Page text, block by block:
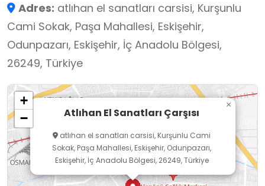
yılında, orijinal mimarisi göz önünde
bulundurularak Atlıhan adıyla yeniden inşa
edilmiştir.
Atlıhan El Sanatları Çarşısı, Eskişehir’in çok
önemli bir değeri olan lületaşının tüm dünyada
etkin tanıtımı ve pazarlanması, ayrıca
geleneksel sanatlarımıza emek ve hayat veren
lületaşı ustalarımızın himaye ve teşvik edilmesi
için 2005 yılında, Odunpazarı Belediyesi
tarafından hizmete açılmıştır. Bünyesinde yer
Adres: atlıhan el sanatları carsisi, Kurşunlu
Cami Sokak, Paşa Mahallesi, Eskişehir,
Odunpazarı, Eskişehir, İç Anadolu Bölgesi,
26249, Türkiye
Atlıhan El Sanatları Çarşısı
atlıhan el sanatları carsisi, Kurşunlu Cami
Sokak, Paşa Mahallesi, Eskişehir, Odunpazarı,
Eskişehir, İç Anadolu Bölgesi, 26249, Türkiye
×
+
−